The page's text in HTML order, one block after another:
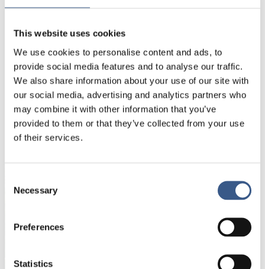
This website uses cookies
We use cookies to personalise content and ads, to
provide social media features and to analyse our traffic.
We also share information about your use of our site with
our social media, advertising and analytics partners who
may combine it with other information that you’ve
provided to them or that they’ve collected from your use
of their services.
Selection
Necessary
Preferences
Statistics
PUBLICERAD
22 Feb 2023
NYHETSBREV